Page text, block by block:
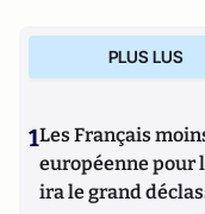
PLUS LUS
1Les Français
européenne pour
ira le grand